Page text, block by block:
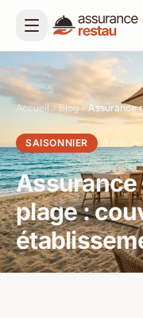
Accueil Blog Assurance
SAISONNIER · 8 min
Assurance
plage :